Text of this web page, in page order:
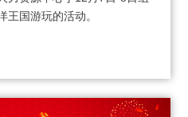
王国游玩的活动。